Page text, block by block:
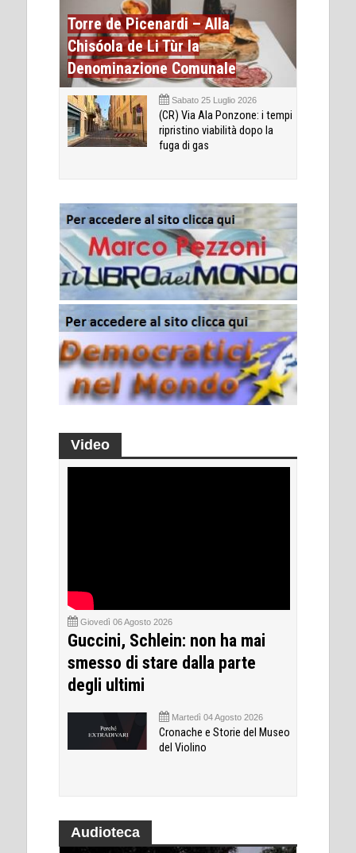
Torre de Picenardi – Alla
Chisóola de Li Tùr la
Denominazione Comunale
Sabato 25 Luglio 2026
(CR) Via Ala Ponzone: i tempi
ripristino viabilità dopo la
fuga di gas
Video
Giovedì 06 Agosto 2026
Guccini, Schlein: non ha mai
smesso di stare dalla parte
degli ultimi
Martedì 04 Agosto 2026
Cronache e Storie del Museo
del Violino
Audioteca